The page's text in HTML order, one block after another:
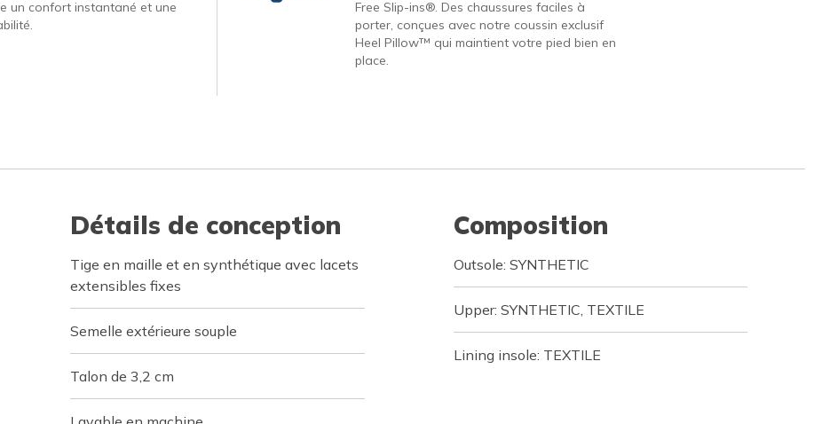
un confort instantané et une
Free Slip-ins®. Des chaussures faciles à
porter, conçues avec notre coussin exclusif
Heel Pillow™ qui maintient votre pied bien en
place.
Détails de conception
Tige en maille et en synthétique avec lacets
extensibles fixes
Semelle extérieure souple
Talon de 3,2 cm
Composition
Outsole: SYNTHETIC
Upper: SYNTHETIC, TEXTILE
Lining insole: TEXTILE